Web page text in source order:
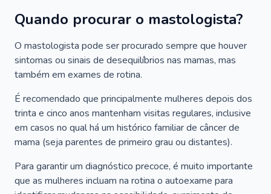
Quando procurar o mastologista?
O mastologista pode ser procurado sempre que houver
sintomas ou sinais de desequilíbrios nas mamas, mas
também em exames de rotina.
É recomendado que principalmente mulheres depois dos
trinta e cinco anos mantenham visitas regulares, inclusive
em casos no qual há um histórico familiar de câncer de
mama (seja parentes de primeiro grau ou distantes).
Para garantir um diagnóstico precoce, é muito importante
que as mulheres incluam na rotina o autoexame para